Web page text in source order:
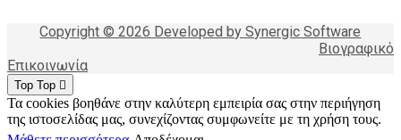
Copyright © 2026 Developed by Synergic Software
Βιογραφικό
Επικοινωνία
Top Top
Τα cookies βοηθάνε στην καλύτερη εμπειρία σας στην περιήγηση
της ιστοσελίδας μας, συνεχίζοντας συμφωνείτε με τη χρήση τους.